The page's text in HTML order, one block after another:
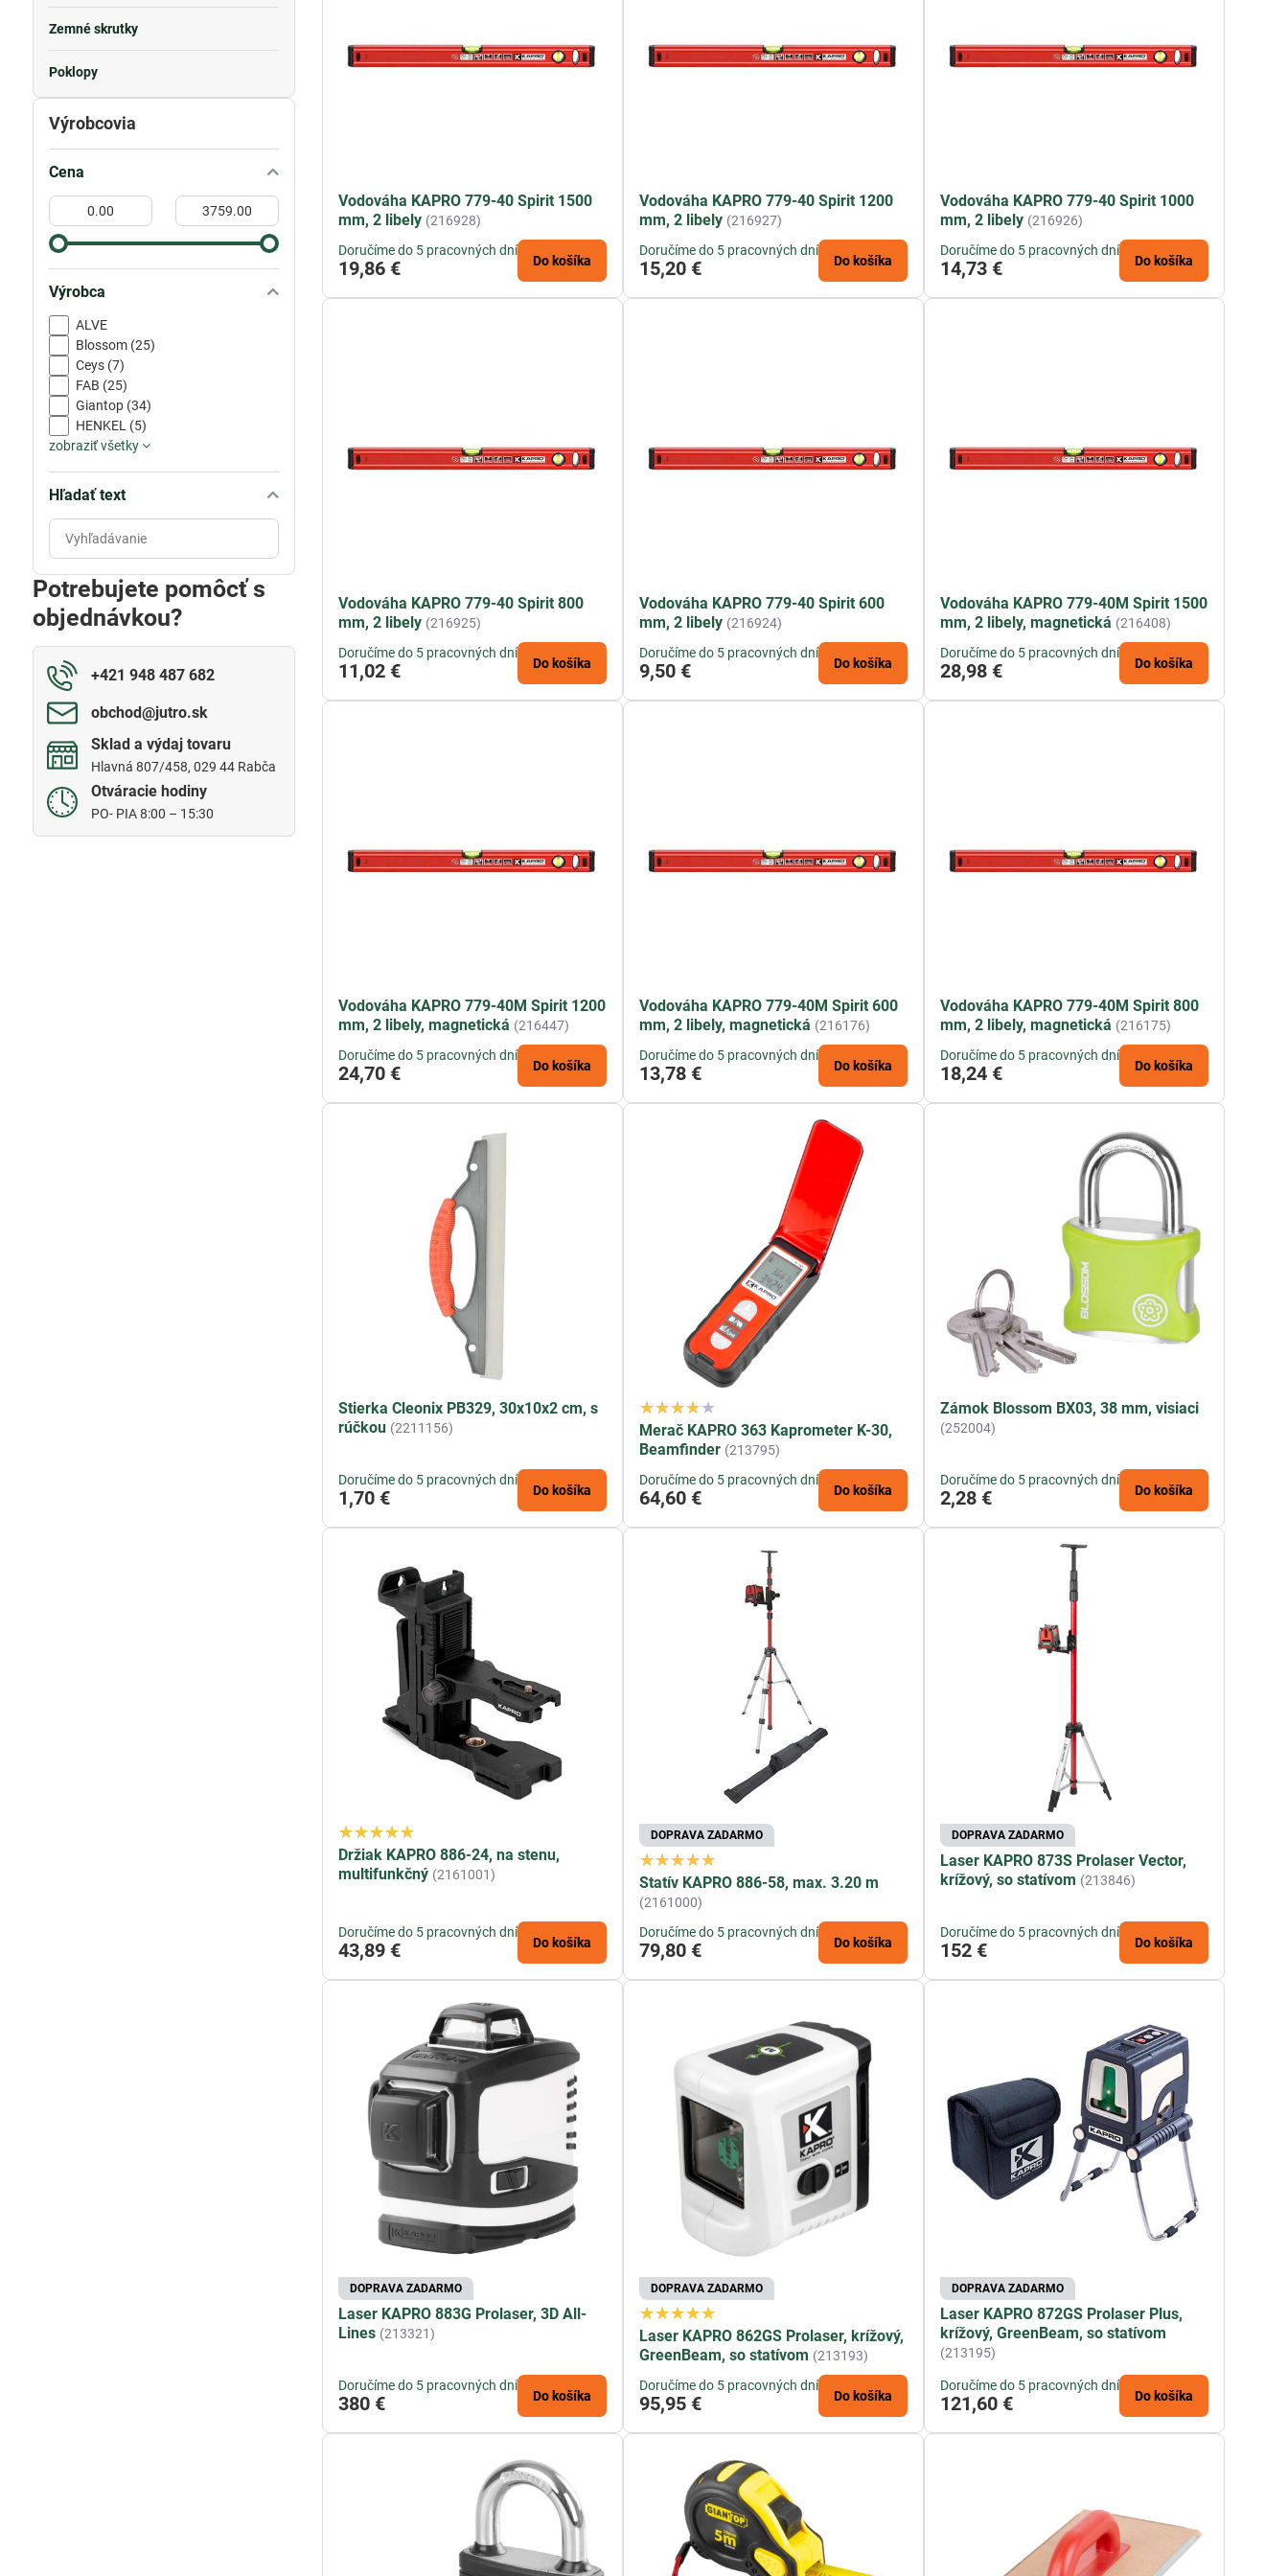
Vodováha KAPRO 779-40 Spirit 1500
mm, 2 libely (216928)
Doručíme do 5 pracovných dní
19,86 € Do košíka
Vodováha KAPRO 779-40 Spirit 1200
mm, 2 libely (216927)
Doručíme do 5 pracovných dní
15,20 € Do košíka
Vodováha KAPRO 779-40 Spirit 1000
mm, 2 libely (216926)
Doručíme do 5 pracovných dní
14,73 € Do košíka
Vodováha KAPRO 779-40 Spirit 800
mm, 2 libely (216925)
Doručíme do 5 pracovných dní
11,02 € Do košíka
Vodováha KAPRO 779-40 Spirit 600
mm, 2 libely (216924)
Doručíme do 5 pracovných dní
9,50 € Do košíka
Vodováha KAPRO 779-40M Spirit 1500
mm, 2 libely, magnetická (216408)
Doručíme do 5 pracovných dní
28,98 € Do košíka
Vodováha KAPRO 779-40M Spirit 1200
mm, 2 libely, magnetická (216447)
Doručíme do 5 pracovných dní
24,70 € Do košíka
Vodováha KAPRO 779-40M Spirit 600
mm, 2 libely, magnetická (216176)
Doručíme do 5 pracovných dní
13,78 € Do košíka
Vodováha KAPRO 779-40M Spirit 800
mm, 2 libely, magnetická (216175)
Doručíme do 5 pracovných dní
18,24 € Do košíka
Stierka Cleonix PB329, 30x10x2 cm, s
rúčkou (2211156)
Doručíme do 5 pracovných dní
1,70 € Do košíka
Merač KAPRO 363 Kaprometer K-30,
Beamfinder (213795)
Doručíme do 5 pracovných dní
64,60 € Do košíka
Zámok Blossom BX03, 38 mm, visiaci
(252004)
Doručíme do 5 pracovných dní
2,28 € Do košíka
Držiak KAPRO 886-24, na stenu,
multifunkčný (2161001)
Doručíme do 5 pracovných dní
43,89 € Do košíka
DOPRAVA ZADARMO
Statív KAPRO 886-58, max. 3.20 m
(2161000)
Doručíme do 5 pracovných dní
79,80 € Do košíka
DOPRAVA ZADARMO
Laser KAPRO 873S Prolaser Vector,
krížový, so statívom (213846)
Doručíme do 5 pracovných dní
152 € Do košíka
DOPRAVA ZADARMO
Laser KAPRO 883G Prolaser, 3D All-
Lines (213321)
Doručíme do 5 pracovných dní
380 € Do košíka
DOPRAVA ZADARMO
Laser KAPRO 862GS Prolaser, krížový,
GreenBeam, so statívom (213193)
Doručíme do 5 pracovných dní
95,95 € Do košíka
DOPRAVA ZADARMO
Laser KAPRO 872GS Prolaser Plus,
krížový, GreenBeam, so statívom
(213195)
Doručíme do 5 pracovných dní
121,60 € Do košíka
Výrobcovia
Cena
Od:
Do:
Výrobca
ALVE
Blossom (25)
Ceys (7)
FAB (25)
Giantop (34)
HENKEL (5)
zobraziť všetky
Hľadať text
Prehľadať
výsledky
filtra
fulltextom
Potrebujete pomôcť s
objednávkou?
+421 948 487 682
obchod​@jutro​.sk
Sklad a výdaj tovaru
Hlavná 807/458, 029 44 Rabča
Otváracie hodiny
PO- PIA 8:00 – 15:30
Zemné skrutky
Poklopy